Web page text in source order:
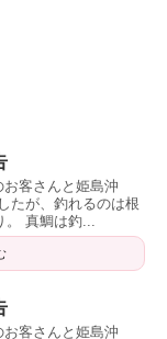
客さんと姫島沖
たが、釣れるのは根
。 真鯛は釣...
客さんと姫島沖